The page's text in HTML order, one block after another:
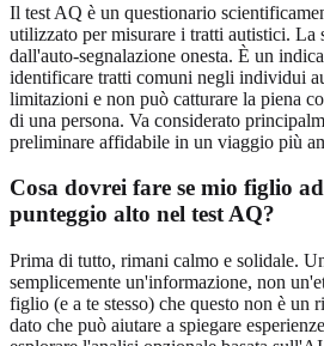
Il test AQ è un questionario
utilizzato per misurare i tratti autistici. La
dall'auto-segnalazione onesta. È un
identificare tratti comuni negli individui
limitazioni e non può catturare la piena
di una persona. Va considerato
preliminare affidabile in un viaggio più
Cosa dovrei fare se mio figlio
punteggio alto nel test AQ?
Prima di tutto, rimani calmo e solidale.
semplicemente un'informazione, non
figlio (e a te stesso) che questo non è un
dato che può aiutare a spiegare